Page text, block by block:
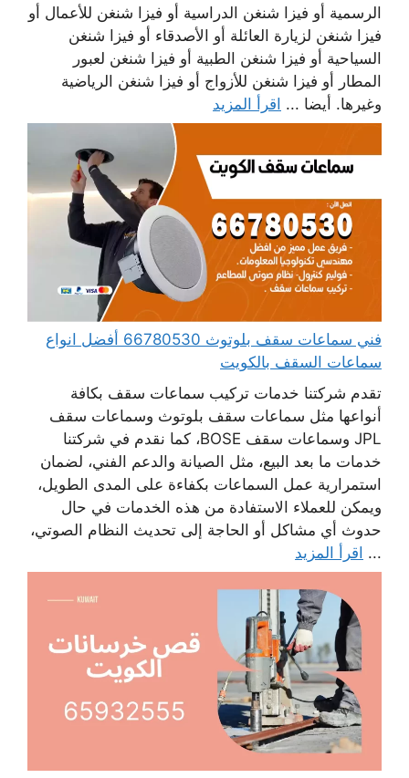
الرسمية أو فيزا شنغن الدراسية أو فيزا شنغن للأعمال أو
فيزا شنغن لزيارة العائلة أو الأصدقاء أو فيزا شنغن
السياحية أو فيزا شنغن الطبية أو فيزا شنغن لعبور
المطار أو فيزا شنغن للأزواج أو فيزا شنغن الرياضية
وغيرها. أيضا ... اقرأ المزيد
فني سماعات سقف بلوتوث 66780530 أفضل انواع
سماعات السقف بالكويت
تقدم شركتنا خدمات تركيب سماعات سقف بكافة
أنواعها مثل سماعات سقف بلوتوث وسماعات سقف
JPL وسماعات سقف BOSE، كما نقدم في شركتنا
خدمات ما بعد البيع، مثل الصيانة والدعم الفني، لضمان
استمرارية عمل السماعات بكفاءة على المدى الطويل،
ويمكن للعملاء الاستفادة من هذه الخدمات في حال
حدوث أي مشاكل أو الحاجة إلى تحديث النظام الصوتي،
... اقرأ المزيد